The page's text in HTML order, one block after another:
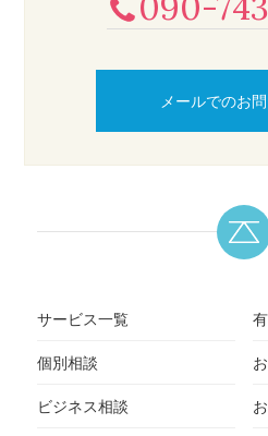
メールでのお
サービス一覧
個別相談
ビジネス相談